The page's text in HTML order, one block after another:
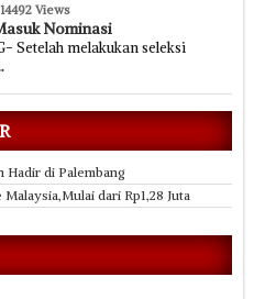
14492 Views
Nominasi
Setelah melakukan seleksi
Hadir di Palembang
dari Rp1,28 Juta